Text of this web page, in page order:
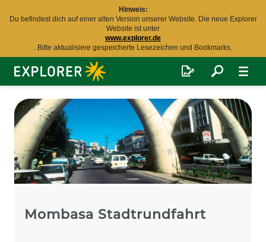
Hinweis:
Du befindest dich auf einer alten Version unserer Website. Die neue Explorer
Website ist unter
www.explorer.de
. Bitte aktualisiere gespeicherte Lesezeichen und Bookmarks.
Explorer
Fernreisen
Mombasa Stadtrundfahrt